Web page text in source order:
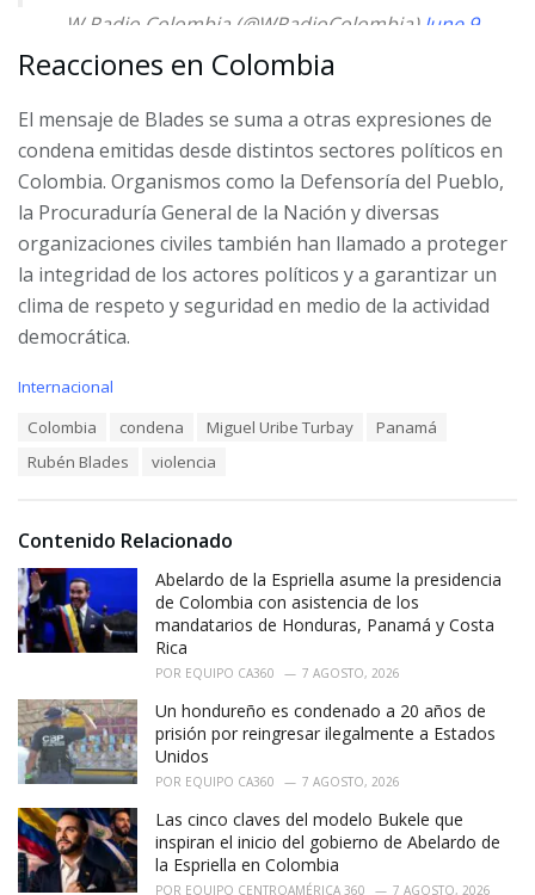
— W Radio Colombia (@WRadioColombia) June 9,
Reacciones en Colombia
El mensaje de Blades se suma a otras expresiones de
condena emitidas desde distintos sectores políticos en
Colombia. Organismos como la Defensoría del Pueblo,
la Procuraduría General de la Nación y diversas
organizaciones civiles también han llamado a proteger
la integridad de los actores políticos y a garantizar un
clima de respeto y seguridad en medio de la actividad
democrática.
C
i
s
:
Internacional
Colombia condena Miguel Uribe Turbay
Panamá
Rubén Blades
violencia
Contenido Relacionado
Abelardo de la Espriella asume la presidencia
de Colombia con asistencia de los
mandatarios de Honduras, Panamá y Costa
Rica
POR EQUIPO CA360 7 AGOSTO, 2026
Un hondureño es condenado a 20 años de
prisión por reingresar ilegalmente a Estados
Unidos
POR EQUIPO CA360 7 AGOSTO, 2026
Las cinco claves del modelo Bukele que
inspiran el inicio del gobierno de Abelardo de
la Espriella en Colombia
POR EQUIPO CENTROAMÉRICA 360 7 AGOSTO, 2026